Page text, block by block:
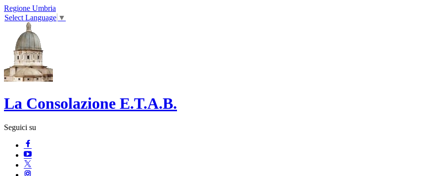
Regione Umbria
Select Language ▼
La Consolazione E.T.A.B.
Seguici su